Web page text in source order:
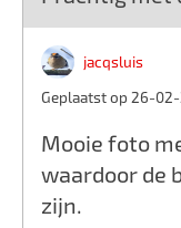
jacqsluis
Geplaatst op 26-
Mooie foto
waardoor de
zijn.